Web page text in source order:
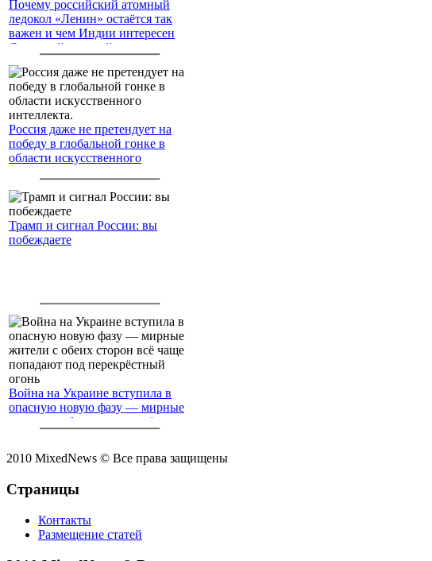
Почему российский атомный
ледокол «Ленин» остаётся так
важен и чем Индии интересен
Северный морской путь
Россия даже не претендует на
победу в глобальной гонке в
области искусственного
Трамп и сигнал России: вы
побеждаете
Война на Украине вступила в
опасную новую фазу — мирные
жители с обеих сторон всё чаще
2010 MixedNews © Все права защищены
Страницы
Контакты
Размещение статей